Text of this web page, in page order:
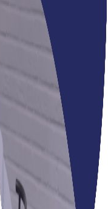
spreekt en weet hoe
om alle losse toetsen
je startniveau. Tijdens
je docent precies weten
losse toetsen. Bij